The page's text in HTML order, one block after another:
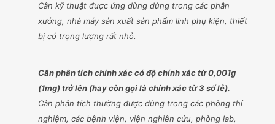
Cân kỹ thuật được ứng dùng dùng trong các phân
xưởng, nhà máy sản xuất sản phẩm linh phụ kiện, thiết
bị có trọng lượng rất nhỏ.
​Cân phân tích chính xác có độ chính xác từ 0,001g
(1mg) trở lên (hay còn gọi là chính xác từ 3 số lẻ).
Cân phân tích thường được dùng trong các phòng thí
nghiệm, các bệnh viện, viện nghiên cứu, phòng lab,